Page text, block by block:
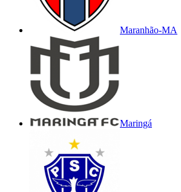
Maranhão-MA
Maringá